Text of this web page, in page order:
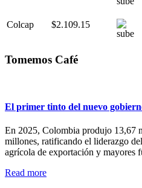
Colcap $2.109.15
Tomemos Café
El primer tinto del nuevo
En 2025, Colombia produjo 13,67
millones, ratificando el liderazgo
agrícola de exportación y mayores
Read more